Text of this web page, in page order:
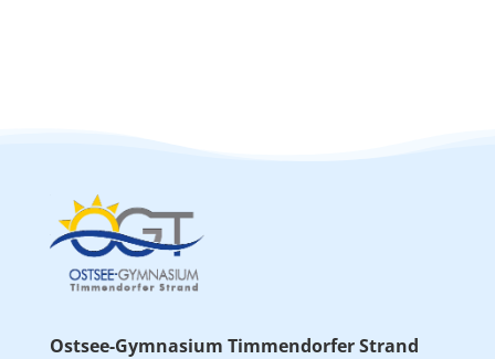
Ostsee-Gymnasium Timmendorfer Strand